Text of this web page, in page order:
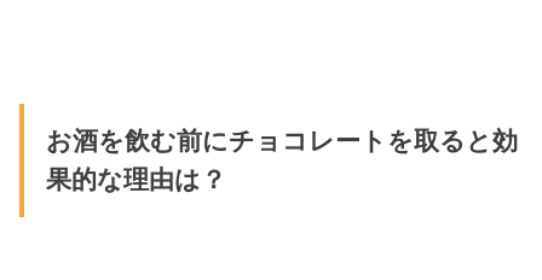
お酒を飲む前にチョコレートを取ると効
果的な理由は？